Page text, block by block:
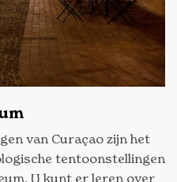
van Curaçao zijn het
tentoonstellingen
U kunt er leren over